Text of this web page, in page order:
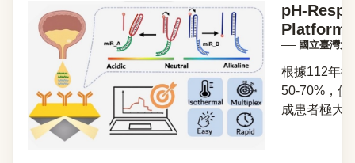
pH-
Platform
── 國立臺灣大
根據112年
50-70%，使
成患者極大